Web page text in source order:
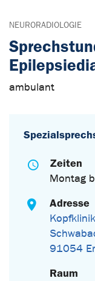
NEURORADIOLOGIE
ambulant
Zeiten
Montag
Adresse
91054
Raum